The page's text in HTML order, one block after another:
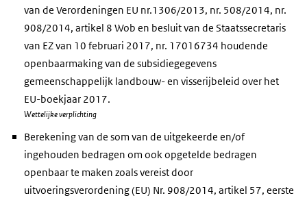
van de Verordeningen EU nr.1306/2013, nr. 508/2014, nr.
908/2014, artikel 8 Wob en besluit van de Staatssecretaris
van EZ van 10 februari 2017, nr. 17016734 houdende
openbaarmaking van de subsidiegegevens
gemeenschappelijk landbouw- en visserijbeleid over het
EU-boekjaar 2017.
Wettelijke verplichting
Berekening van de som van de uitgekeerde en/of
ingehouden bedragen om ook opgetelde bedragen
openbaar te maken zoals vereist door
uitvoeringsverordening (EU) Nr. 908/2014, artikel 57, eerste